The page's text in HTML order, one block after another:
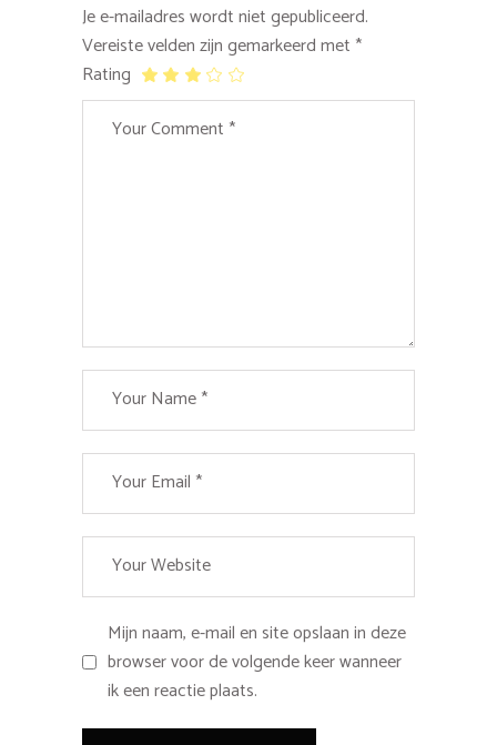
Je e-mailadres wordt niet gepubliceerd.
Vereiste velden zijn gemarkeerd met *
Rating
Mijn naam, e-mail en site opslaan in deze
browser voor de volgende keer wanneer
ik een reactie plaats.